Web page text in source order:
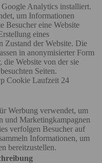
Analytics installiert.
um Informationen
Besucher eine Website
eines
Zustand der Website. Die
in anonymisierter Form
die Website von der sie
Seiten.
Cookie Laufzeit 24
Werbung verwendet, um
und Marketingkampagnen
verfolgen Besucher auf
Informationen, um
bereitzustellen.